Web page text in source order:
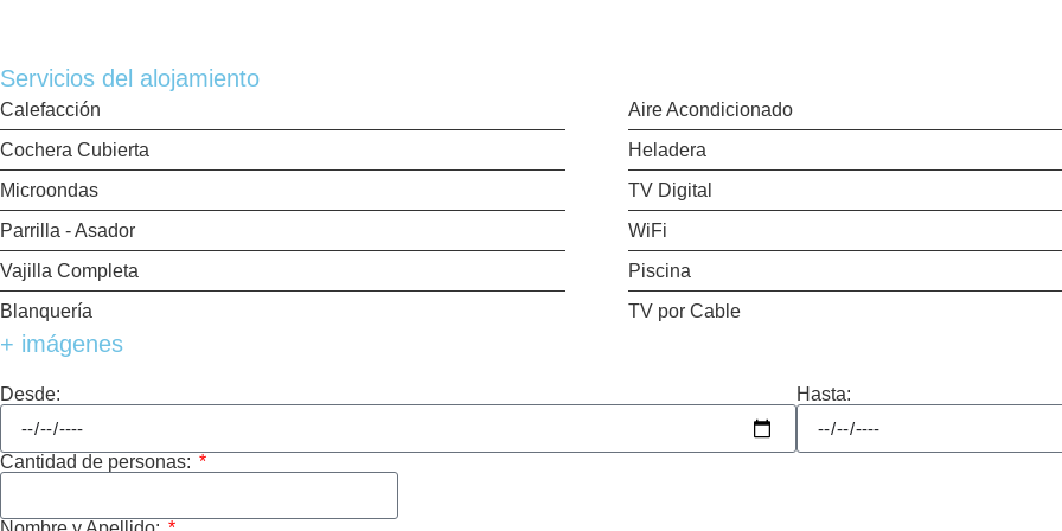
Servicios del alojamiento
Calefacción
Aire Acondicionado
Cochera Cubierta
Heladera
Microondas
TV Digital
Parrilla - Asador
WiFi
Vajilla Completa
Piscina
Blanquería
TV por Cable
+ imágenes
Desde: Hasta:
Cantidad de personas: